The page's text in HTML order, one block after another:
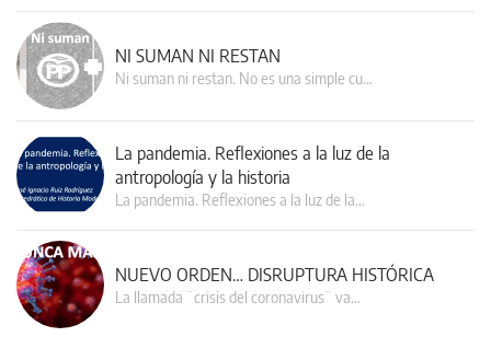
NI SUMAN NI RESTAN
Ni suman ni restan. No es una simple cu…
La pandemia. Reflexiones a la luz de la
antropología y la historia
La pandemia. Reflexiones a la luz de la…
NUEVO ORDEN… DISRUPTURA HISTÓRICA
La llamada ¨crisis del coronavirus¨ va…